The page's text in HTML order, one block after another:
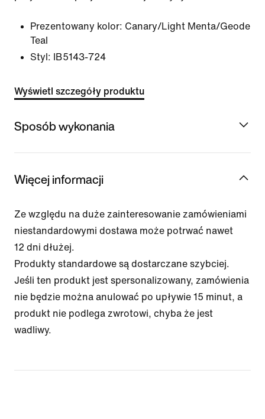
Prezentowany kolor: Canary/Light Menta/Geode
Teal
Styl:
IB5143-724
Wyświetl szczegóły produktu
Sposób wykonania
Więcej informacji
Ze względu na duże zainteresowanie zamówieniami
niestandardowymi dostawa może potrwać nawet
12 dni dłużej.
Produkty standardowe są dostarczane szybciej.
Jeśli ten produkt jest spersonalizowany, zamówienia
nie będzie można anulować po upływie 15 minut, a
produkt nie podlega zwrotowi, chyba że jest
wadliwy.